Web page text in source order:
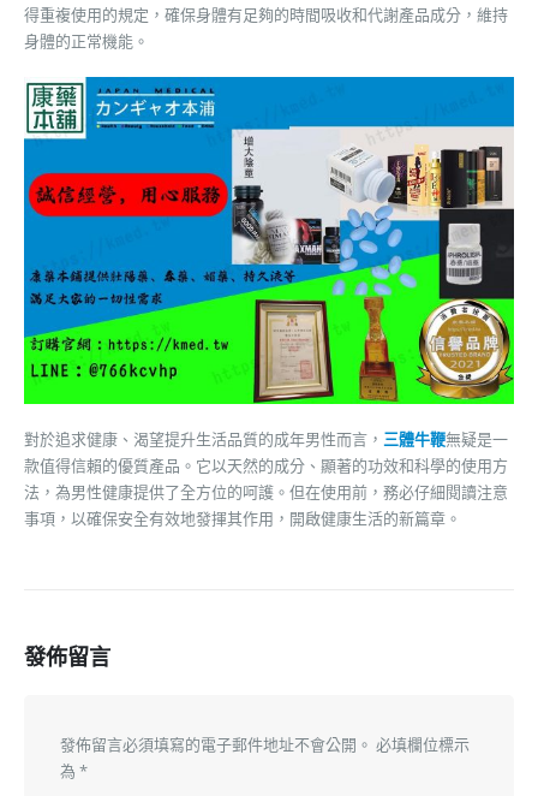
得重複使用的規定，確保身體有足夠的時間吸收和代謝產品成分，維持
身體的正常機能。
對於追求健康、渴望提升生活品質的成年男性而言， 三體牛鞭無疑是一
款值得信賴的優質產品。它以天然的成分、顯著的功效和科學的使用方
法，為男性健康提供了全方位的呵護。但在使用前，務必仔細閱讀注意
事項，以確保安全有效地發揮其作用，開啟健康生活的新篇章。
發佈留言
發佈留言必須填寫的電子郵件地址不會公開。 必填欄位標示
為 *